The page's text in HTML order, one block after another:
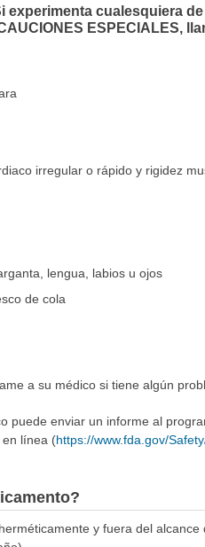
cualesquiera
ESPECIALES,
irregular o rápido y rigidez
lengua, labios u ojos
de cola
a su médico si tiene algún
puede enviar un informe al
en línea (https://www.fda.gov/
y fuera del